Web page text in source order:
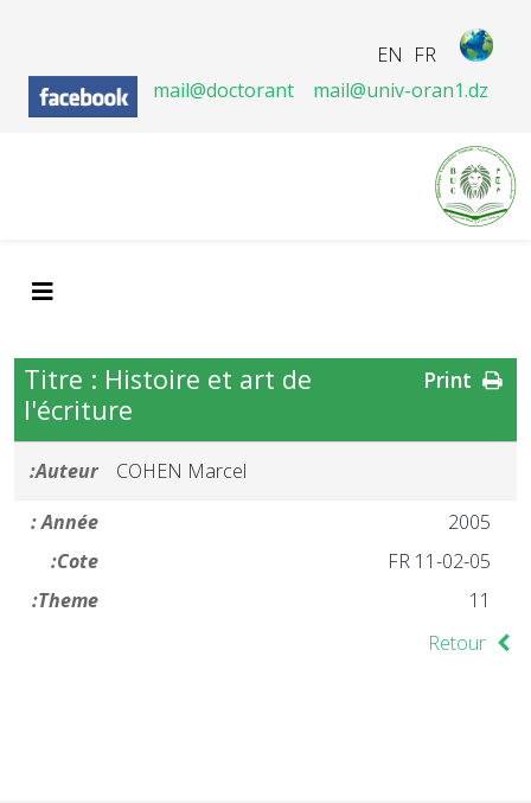
FR
EN
mail@doctorant
mail@univ-oran1.dz
Titre : Histoire et art de
l'écriture
Auteur:
COHEN Marcel
Année :
2005
Cote:
FR 11-02-05
Theme:
11
Retour